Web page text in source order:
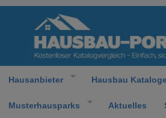
Hausanbieter Hausbau Kataloge
Musterhausparks Aktuelles